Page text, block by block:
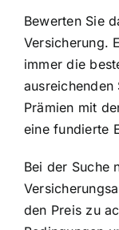
Bewerten Sie
Versicherung.
immer die
Prämien mit
eine fundierte
Bei der Suche
den Preis zu